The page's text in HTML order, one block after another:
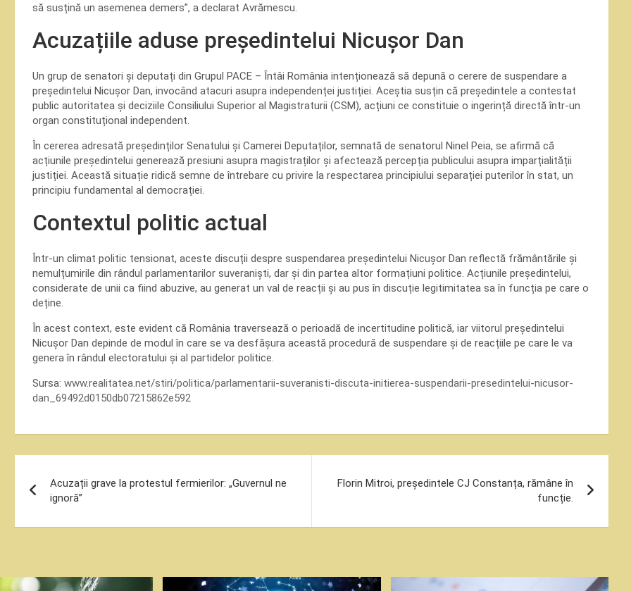
să susțină un asemenea demers”, a declarat Avrămescu.
Acuzațiile aduse președintelui Nicușor Dan
Un grup de senatori și deputați din Grupul PACE – Întâi România intenționează să depună o cerere de suspendare a
președintelui Nicușor Dan, invocând atacuri asupra independenței justiției. Aceștia susțin că președintele a contestat
public autoritatea și deciziile Consiliului Superior al Magistraturii (CSM), acțiuni ce constituie o ingerință directă într-un
organ constituțional independent.
În cererea adresată președinților Senatului și Camerei Deputaților, semnată de senatorul Ninel Peia, se afirmă că
acțiunile președintelui generează presiuni asupra magistraților și afectează percepția publicului asupra imparțialității
justiției. Această situație ridică semne de întrebare cu privire la respectarea principiului separației puterilor în stat, un
principiu fundamental al democrației.
Contextul politic actual
Într-un climat politic tensionat, aceste discuții despre suspendarea președintelui Nicușor Dan reflectă frământările și
nemulțumirile din rândul parlamentarilor suveraniști, dar și din partea altor formațiuni politice. Acțiunile președintelui,
considerate de unii ca fiind abuzive, au generat un val de reacții și au pus în discuție legitimitatea sa în funcția pe care o
deține.
În acest context, este evident că România traversează o perioadă de incertitudine politică, iar viitorul președintelui
Nicușor Dan depinde de modul în care se va desfășura această procedură de suspendare și de reacțiile pe care le va
genera în rândul electoratului și al partidelor politice.
Sursa: www.realitatea.net/stiri/politica/parlamentarii-suveranisti-discuta-initierea-suspendarii-presedintelui-nicusor-
dan_69492d0150db07215862e592
în
articole
Acuzații grave la protestul fermierilor: „Guvernul ne
ignoră”
Florin Mitroi, președintele CJ Constanța, rămâne în
funcție.